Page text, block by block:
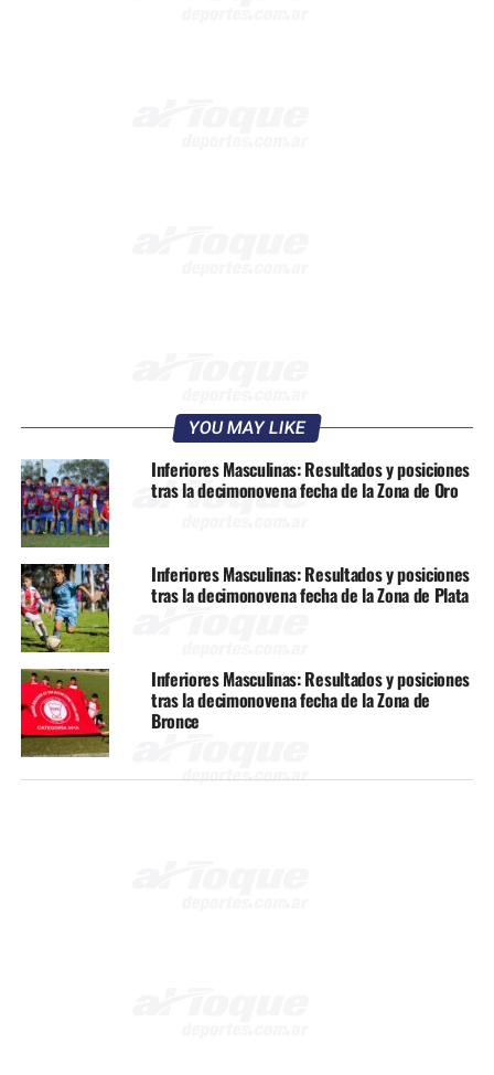
YOU MAY LIKE
Inferiores Masculinas: Resultados y posiciones
tras la decimonovena fecha de la Zona de Oro
Inferiores Masculinas: Resultados y posiciones
tras la decimonovena fecha de la Zona de Plata
Inferiores Masculinas: Resultados y posiciones
tras la decimonovena fecha de la Zona de
Bronce